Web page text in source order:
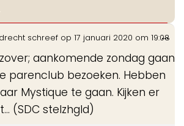
schreef op 17 januari 2020 om 19:08
aankomende zondag gaan
parenclub bezoeken. Hebben
Mystique te gaan. Kijken er
(SDC stelzhgld)
...